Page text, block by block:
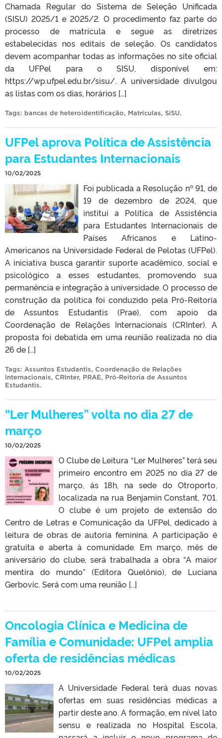
Chamada Regular do Sistema de Seleção Unificada
(SISU) 2025/1 e 2025/2. O procedimento faz parte do
processo de matrícula e segue as diretrizes
estabelecidas nos editais de seleção. Os candidatos
devem acompanhar todas as informações no site oficial
da UFPel para o SISU, disponível em:
https://wp.ufpel.edu.br/sisu/. A universidade divulgou
as listas com os dias, horários […]
Tags: bancas de heteroidentificação, Matrículas, SiSU.
UFPel aprova Política de Assistência
para Estudantes Internacionais
10/02/2025
Foi publicada a Resolução nº 91, de
19 de dezembro de 2024, que
institui a Política de Assistência
para Estudantes Internacionais de
Países Africanos e Latino-
Americanos na Universidade Federal de Pelotas (UFPel).
A iniciativa busca garantir suporte acadêmico, social e
psicológico a esses estudantes, promovendo sua
permanência e integração à universidade. O processo de
construção da política foi conduzido pela Pró-Reitoria
de Assuntos Estudantis (Prae), com apoio da
Coordenação de Relações Internacionais (CRInter). A
proposta foi debatida em uma reunião realizada no dia
26 de […]
Tags: Assuntos Estudantis, Coordenação de Relações
Internacionais, CRInter, PRAE, Pró-Reitoria de Assuntos
Estudantis.
“Ler Mulheres” volta no dia 27 de
março
10/02/2025
O Clube de Leitura “Ler Mulheres” terá seu
primeiro encontro em 2025 no dia 27 de
março, às 18h, na sede do Otroporto,
localizada na rua Benjamin Constant, 701.
O clube é um projeto de extensão do
Centro de Letras e Comunicação da UFPel, dedicado à
leitura de obras de autoria feminina. A participação é
gratuita e aberta à comunidade. Em março, mês de
aniversário do clube, será trabalhada a obra “A maior
mentira do mundo” (Editora Quelônio), de Luciana
Gerbovic. Será com uma reunião […]
Oncologia Clínica e Medicina de
Família e Comunidade: UFPel amplia
oferta de residências médicas
10/02/2025
A Universidade Federal terá duas novas
ofertas em suas residências médicas a
partir deste ano. A formação, em nível lato
sensu e realizada no Hospital Escola,